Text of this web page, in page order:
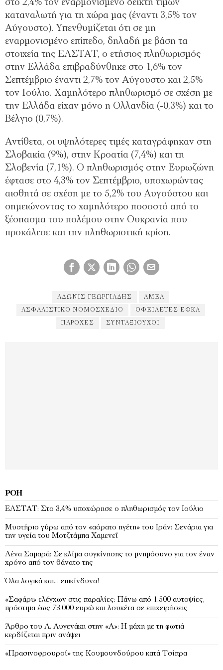
στο 2,4% τον εναρμονισμένο δείκτη τιμών
καταναλωτή για τη χώρα μας (έναντι 3,5% τον
Αύγουστο). Υπενθυμίζεται ότι σε μη
εναρμονισμένο επίπεδο, δηλαδή με βάση τα
στοιχεία της ΕΛΣΤΑΤ, ο ετήσιος πληθωρισμός
στην Ελλάδα επιβραδύνθηκε στο 1,6% τον
Σεπτέμβριο έναντι 2,7% τον Αύγουστο και 2,5%
τον Ιούλιο. Χαμηλότερο πληθωρισμό σε σχέση με
την Ελλάδα είχαν μόνο η Ολλανδία (-0,3%) και το
Βέλγιο (0,7%).
Αντίθετα, οι υψηλότερες τιμές καταγράφηκαν στη
Σλοβακία (9%), στην Κροατία (7,4%) και τη
Σλοβενία (7,1%). Ο πληθωρισμός στην Ευρωζώνη
έφτασε στο 4,3% τον Σεπτέμβριο, υποχωρώντας
αισθητά σε σχέση με το 5,2% του Αυγούστου και
σημειώνοντας το χαμηλότερο ποσοστό από το
ξέσπασμα του πολέμου στην Ουκρανία που
προκάλεσε και την πληθωριστική κρίση.
ΆΔΩΝΙΣ ΓΕΩΡΓΙΆΔΗΣ ΑΜΕΑ
ΑΣΦΑΛΙΣΤΙΚΌ ΝΟΜΟΣΧΈΔΙΟ ΟΦΕΙΛΈΤΕΣ ΕΦΚΑ
ΠΑΡΟΧΈΣ ΣΥΝΤΑΞΙΟΎΧΟΙ
ΡΟΉ
EΛΣΤΑΤ: Στο 3,4% υποχώρησε ο πληθωρισμός τον Ιούλιο
Μυστήριο γύρω από τον «αόρατο ηγέτη» του Ιράν: Σενάρια για
την υγεία του Μοτζτάμπα Χαμενεΐ
Λένα Σαμαρά: Σε κλίμα συγκίνησης το μνημόσυνο για τον έναν
χρόνο από τον θάνατο της
Όλα λογικά και… επικίνδυνα!
«Σαφάρι» ελέγχων στις παραλίες: Πάνω από 1.500 αυτοψίες,
πρόστιμα έως 73.000 ευρώ και λουκέτα σε επιχειρήσεις
Άρθρο του Λ. Αυγενάκη στην «Α»: Η μάχη με τη φωτιά
κερδίζεται πριν ανάψει
«Πρασινοφρουροί» της Κουμουνδούρου κατά Τσίπρα